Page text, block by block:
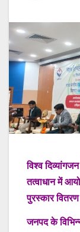
विश्व
तत्वाधान में
पुरस्कार
जनपद के